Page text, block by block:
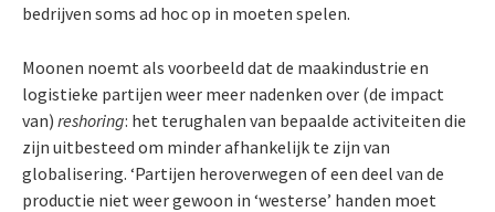
bedrijven soms ad hoc op in moeten spelen.
Moonen noemt als voorbeeld dat de maakindustrie en
logistieke partijen weer meer nadenken over (de impact
van) reshoring: het terughalen van bepaalde activiteiten die
zijn uitbesteed om minder afhankelijk te zijn van
globalisering. ‘Partijen heroverwegen of een deel van de
productie niet weer gewoon in ‘westerse’ handen moet